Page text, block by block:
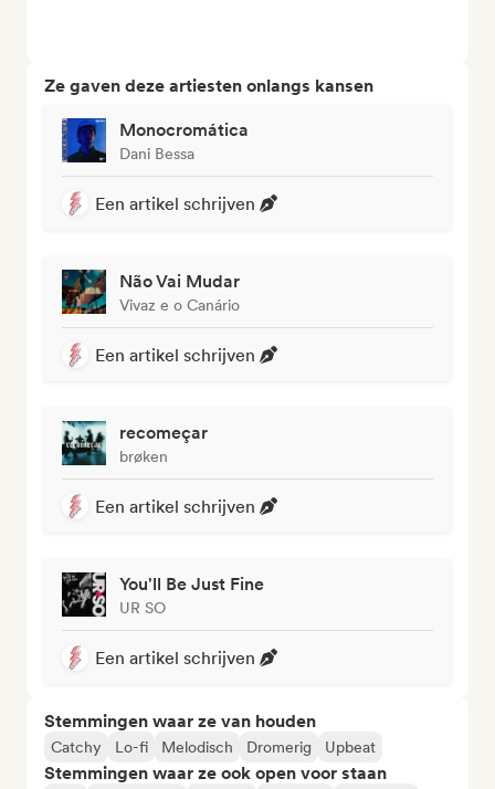
Ze gaven deze artiesten onlangs kansen
Monocromática
Dani Bessa
Een artikel schrijven
Não Vai Mudar
Vivaz e o Canário
Een artikel schrijven
recomeçar
brøken
Een artikel schrijven
You'll Be Just Fine
UR SO
Een artikel schrijven
Stemmingen waar ze van houden
Catchy Lo-fi Melodisch Dromerig Upbeat
Stemmingen waar ze ook open voor staan